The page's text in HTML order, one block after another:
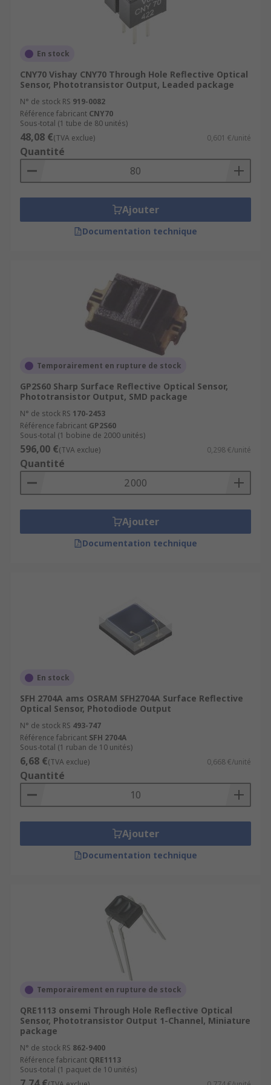
En stock
CNY70 Vishay CNY70 Through Hole Reflective Optical
Sensor, Phototransistor Output, Leaded package
N° de stock RS 919-0082
Référence fabricant CNY70
Sous-total (1 tube de 80 unités)
48,08 €(TVA exclue) 0,601 €/unité
Quantité
Ajouter
Documentation technique
Temporairement en rupture de stock
GP2S60 Sharp Surface Reflective Optical Sensor,
Phototransistor Output, SMD package
N° de stock RS 170-2453
Référence fabricant GP2S60
Sous-total (1 bobine de 2000 unités)
596,00 €(TVA exclue) 0,298 €/unité
Quantité
Ajouter
Documentation technique
En stock
SFH 2704A ams OSRAM SFH2704A Surface Reflective
Optical Sensor, Photodiode Output
N° de stock RS 493-747
Référence fabricant SFH 2704A
Sous-total (1 ruban de 10 unités)
6,68 €(TVA exclue) 0,668 €/unité
Quantité
Ajouter
Documentation technique
Temporairement en rupture de stock
QRE1113 onsemi Through Hole Reflective Optical
Sensor, Phototransistor Output 1-Channel, Miniature
package
N° de stock RS 862-9400
Référence fabricant QRE1113
Sous-total (1 paquet de 10 unités)